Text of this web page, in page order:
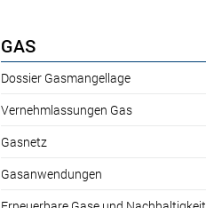
GAS
Dossier Gasmangellage
Vernehmlassungen Gas
Gasnetz
Gasanwendungen